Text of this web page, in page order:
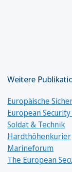
Weitere
Europäische
European
Soldat & Technik
Hardthöhenkurier
Marineforum
The European